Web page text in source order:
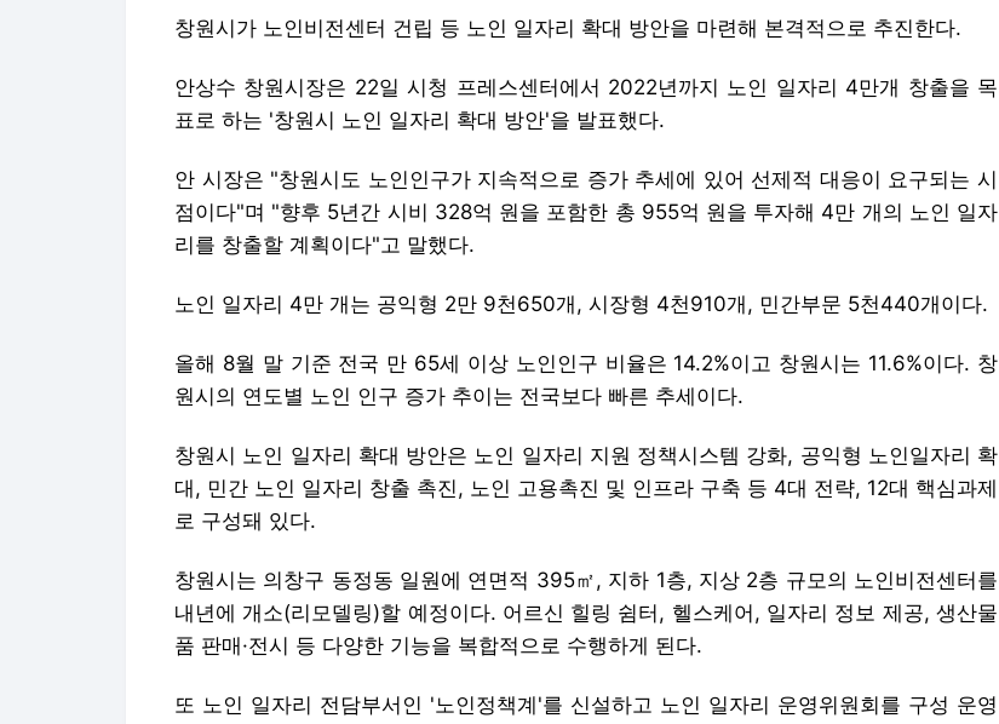
창원시가 노인비전센터 건립 등 노인 일자리 확대 방안을 마련해 본격적으로 추진한다.
안상수 창원시장은 22일 시청 프레스센터에서 2022년까지 노인 일자리 4만개 창출을 목
표로 하는 '창원시 노인 일자리 확대 방안'을 발표했다.
안 시장은 "창원시도 노인인구가 지속적으로 증가 추세에 있어 선제적 대응이 요구되는 시
점이다"며 "향후 5년간 시비 328억 원을 포함한 총 955억 원을 투자해 4만 개의 노인 일자
리를 창출할 계획이다"고 말했다.
노인 일자리 4만 개는 공익형 2만 9천650개, 시장형 4천910개, 민간부문 5천440개이다.
올해 8월 말 기준 전국 만 65세 이상 노인인구 비율은 14.2%이고 창원시는 11.6%이다. 창
원시의 연도별 노인 인구 증가 추이는 전국보다 빠른 추세이다.
창원시 노인 일자리 확대 방안은 노인 일자리 지원 정책시스템 강화, 공익형 노인일자리 확
대, 민간 노인 일자리 창출 촉진, 노인 고용촉진 및 인프라 구축 등 4대 전략, 12대 핵심과제
로 구성돼 있다.
창원시는 의창구 동정동 일원에 연면적 395㎡, 지하 1층, 지상 2층 규모의 노인비전센터를
내년에 개소(리모델링)할 예정이다. 어르신 힐링 쉼터, 헬스케어, 일자리 정보 제공, 생산물
품 판매·전시 등 다양한 기능을 복합적으로 수행하게 된다.
또 노인 일자리 전담부서인 '노인정책계'를 신설하고 노인 일자리 운영위원회를 구성 운영